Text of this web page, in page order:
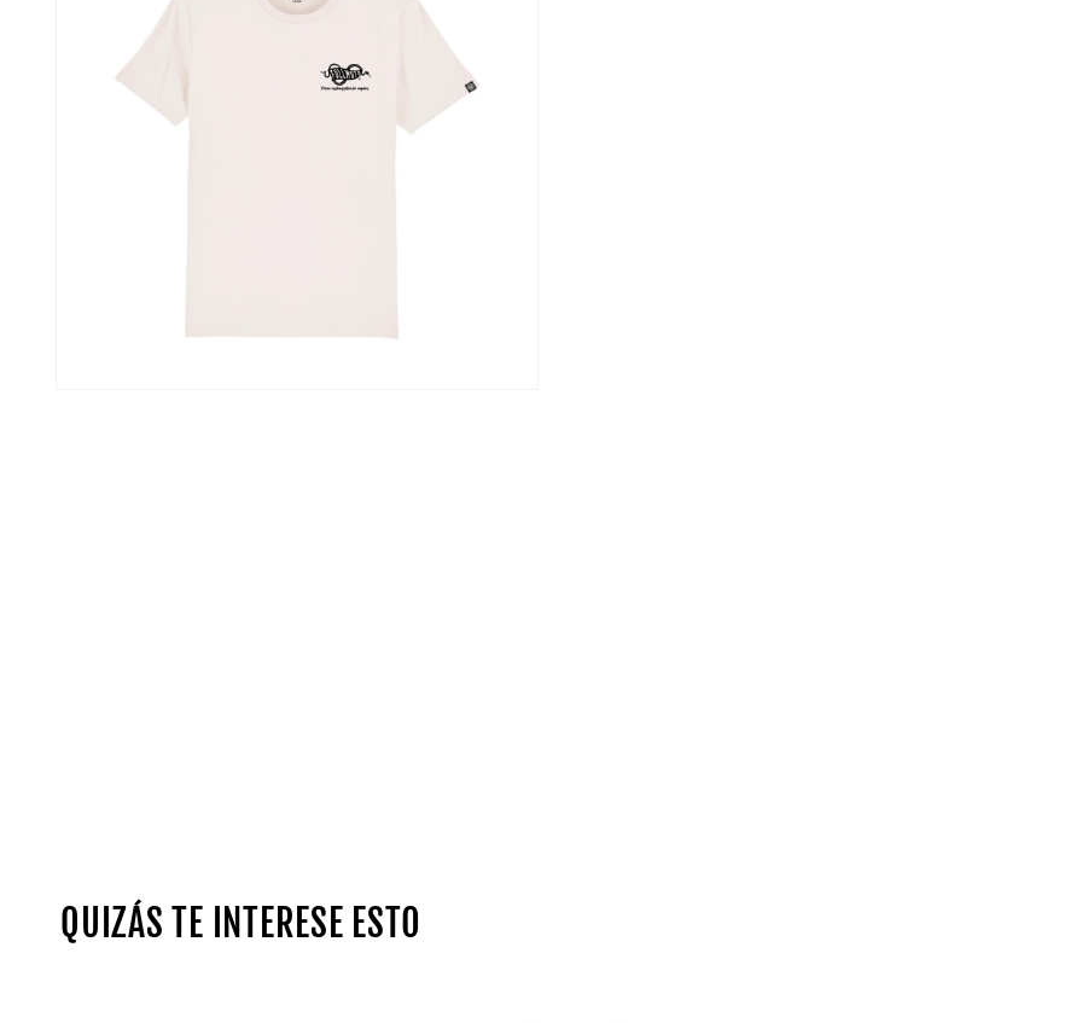
QUIZÁS TE INTERESE ESTO